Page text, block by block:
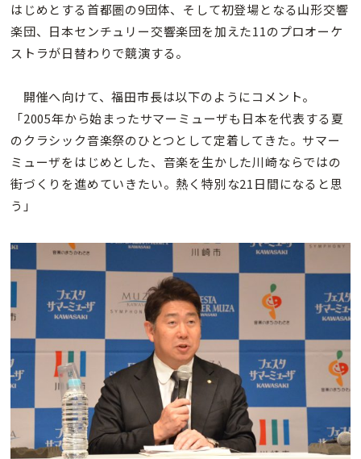
はじめとする首都圏の9団体、そして初登場となる山形交響
楽団、日本センチュリー交響楽団を加えた11のプロオーケ
ストラが日替わりで競演する。
開催へ向けて、福田市長は以下のようにコメント。
「2005年から始まったサマーミューザも日本を代表する夏
のクラシック音楽祭のひとつとして定着してきた。サマー
ミューザをはじめとした、音楽を生かした川崎ならではの
街づくりを進めていきたい。熱く特別な21日間になると思
う」